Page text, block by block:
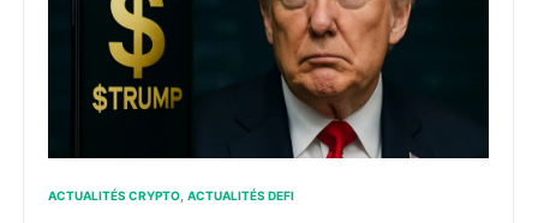
ACTUALITÉS CRYPTO ACTUALITÉS DEFI